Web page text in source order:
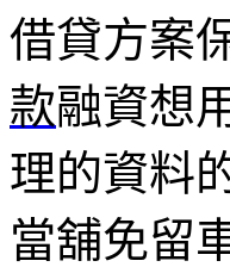
借貸方案
款融資想
理的資料
當舖免留